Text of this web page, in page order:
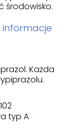
środowisko.
informacje
Każda
typ A